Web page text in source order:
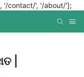
'/contact/', '/about/'];
|